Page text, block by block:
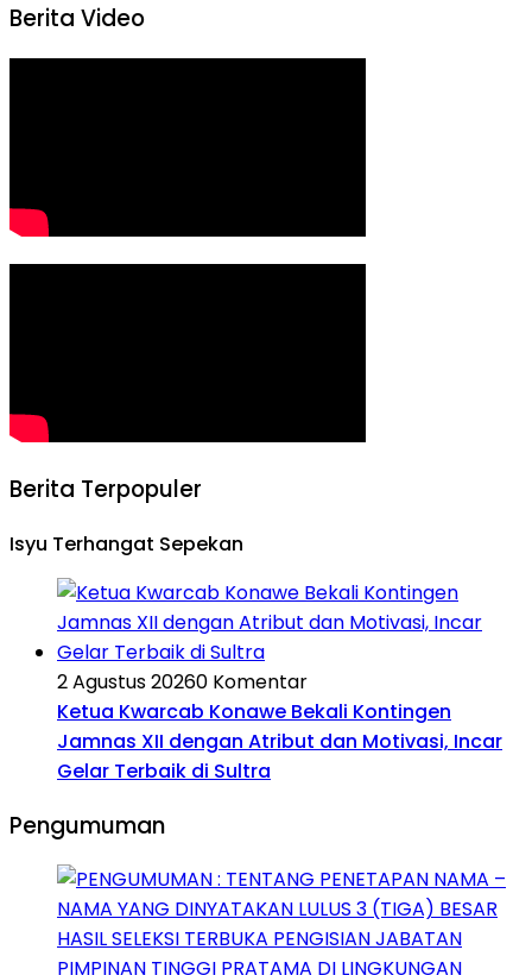
Berita Video
Berita Terpopuler
Isyu Terhangat Sepekan
2 Agustus 20260 Komentar
Ketua Kwarcab Konawe Bekali Kontingen
Jamnas XII dengan Atribut dan Motivasi, Incar
Gelar Terbaik di Sultra
Pengumuman